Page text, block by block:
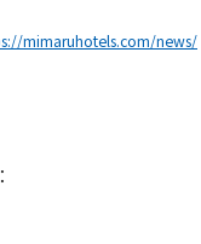
mimaruhotels.com/news/